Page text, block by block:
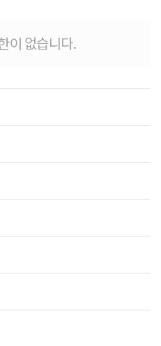
이 없습니다.